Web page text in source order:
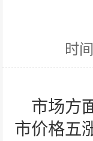
时
市场方
市价格五